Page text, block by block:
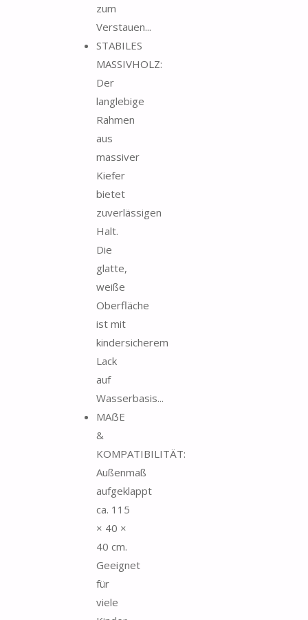
zum
Verstauen...
STABILES
MASSIVHOLZ:
Der
langlebige
Rahmen
aus
massiver
Kiefer
bietet
zuverlässigen
Halt.
Die
glatte,
weiße
Oberfläche
ist mit
kindersicherem
Lack
auf
Wasserbasis...
MAẞE
&
KOMPATIBILITÄT:
Außenmaß
aufgeklappt
ca. 115
× 40 ×
40 cm.
Geeignet
für
viele